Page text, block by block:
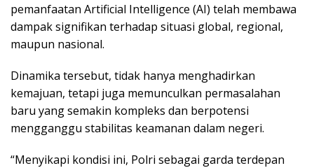
pemanfaatan Artificial Intelligence (AI) telah membawa
dampak signifikan terhadap situasi global, regional,
maupun nasional.
Dinamika tersebut, tidak hanya menghadirkan
kemajuan, tetapi juga memunculkan permasalahan
baru yang semakin kompleks dan berpotensi
mengganggu stabilitas keamanan dalam negeri.
“Menyikapi kondisi ini, Polri sebagai garda terdepan